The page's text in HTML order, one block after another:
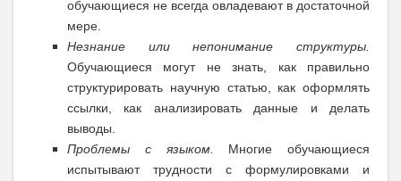
обучающиеся не всегда овладевают в достаточной
мере.
Незнание или непонимание структуры.
Обучающиеся могут не знать, как правильно
структурировать научную статью, как оформлять
ссылки, как анализировать данные и делать
выводы.
Проблемы с языком. Многие обучающиеся
испытывают трудности с формулировками и